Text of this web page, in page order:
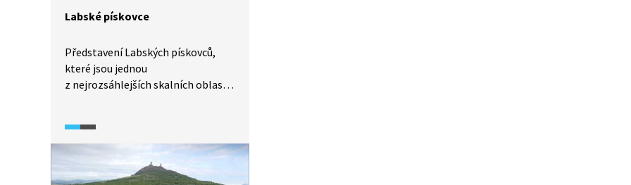
Labské pískovce
Představení Labských pískovců,
které jsou jednou
z nejrozsáhlejších skalních oblastí